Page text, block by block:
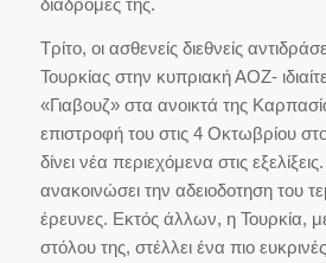
Τρίτο, οι ασθενείς διεθνείς
Τουρκίας στην κυπριακή ΑΟΖ-
«Γιαβουζ» στα ανοικτά της
επιστροφή του στις 4 Οκτωβρίου
δίνει νέα περιεχόμενα στις
ανακοινώσει την αδειοδοτηση του
έρευνες. Εκτός άλλων, η Τουρκία,
στόλου της, στέλλει ένα πιο